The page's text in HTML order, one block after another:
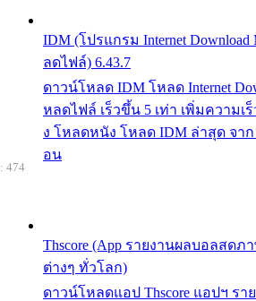
IDM (โปรแกรม Internet
ลดไฟล์) 6.43.7
ดาวน์โหลด IDM โหลด Internet
หลดไฟล์ เร็วขึ้น 5 เท่า เพิ่มความเ
ง โหลดหนัง โหลด IDM ล่าสุด จาก
อน
Thscore (App รายงานผลบอลสด
ต่างๆ ทั่วโลก)
ดาวน์โหลดแอป Thscore แอปฯ รา
474